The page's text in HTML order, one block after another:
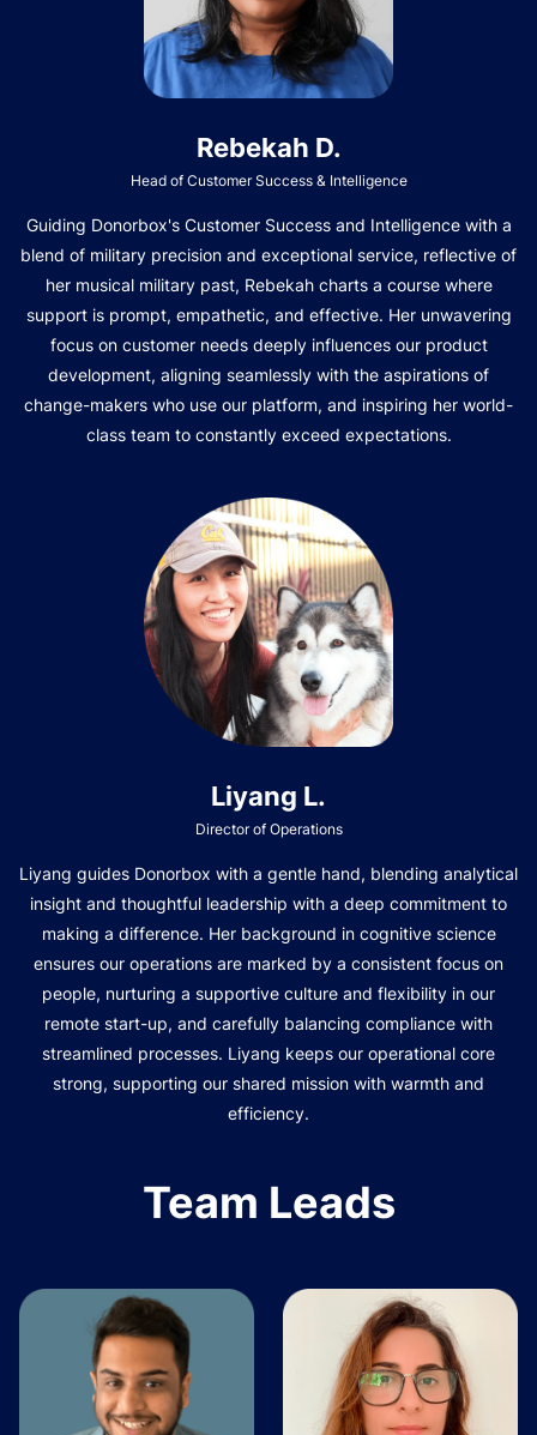
Rebekah D.
Head of Customer Success & Intelligence
Guiding Donorbox's Customer Success and Intelligence with a
blend of military precision and exceptional service, reflective of
her musical military past, Rebekah charts a course where
support is prompt, empathetic, and effective. Her unwavering
focus on customer needs deeply influences our product
development, aligning seamlessly with the aspirations of
change-makers who use our platform, and inspiring her world-
class team to constantly exceed expectations.
Liyang L.
Director of Operations
Liyang guides Donorbox with a gentle hand, blending analytical
insight and thoughtful leadership with a deep commitment to
making a difference. Her background in cognitive science
ensures our operations are marked by a consistent focus on
people, nurturing a supportive culture and flexibility in our
remote start-up, and carefully balancing compliance with
streamlined processes. Liyang keeps our operational core
strong, supporting our shared mission with warmth and
efficiency.
Team Leads